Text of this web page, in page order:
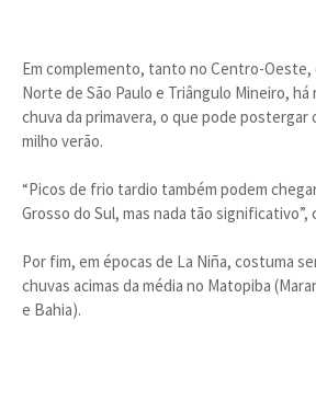
Em complemento, tanto no Centro-Oeste,
Norte de São Paulo e Triângulo Mineiro, há
chuva da primavera, o que pode postergar
milho verão.
“Picos de frio tardio também podem
Grosso do Sul, mas nada tão significativo”,
Por fim, em épocas de La Niña, costuma
chuvas acimas da média no Matopiba
e Bahia).